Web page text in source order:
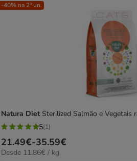
-40% na 2ª un.
Natura Diet Sterilized Salmão e Vegetais
5
estrelas
com
5(1)
Preço
de
21.49€-35.59€
11.86€
Desde 11.86€ / kg